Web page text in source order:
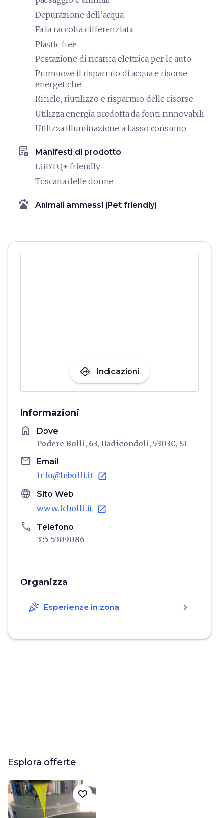
Depurazione dell’acqua
Fa la raccolta differenziata
Plastic free
Postazione di ricarica elettrica per le auto
Promuove il risparmio di acqua e risorse
energetiche
Riciclo, riutilizzo e risparmio delle risorse
Utilizza energia prodotta da fonti rinnovabili
Utilizza illuminazione a basso consumo
order_approve Manifesti di prodotto
LGBTQ+ friendly
Toscana delle donne
pets Animali ammessi (Pet friendly)
directions Indicazioni
Informazioni
home Dove
Podere Bolli, 63, Radicondoli, 53030, SI
email Email
info@lebolli.it open_in_new
language Sito Web
www.lebolli.it open_in_new
phone Telefono
335 5309086
Organizza
celebration Esperienze in zona chevron_right
Esplora offerte
favorite_border